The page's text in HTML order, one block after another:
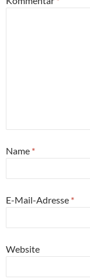
Name *
E-Mail-Adresse *
Website